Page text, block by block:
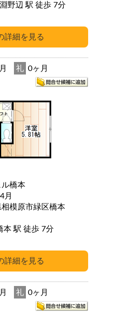
横浜線 淵野辺 駅 徒歩 7分
礼 0ヶ月
ル橋本
月
模原市緑区橋本
横浜線 橋本 駅 徒歩 7分
礼 0ヶ月